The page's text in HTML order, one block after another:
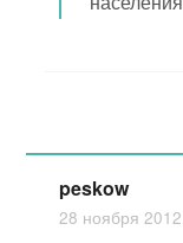
peskow
28 ноября